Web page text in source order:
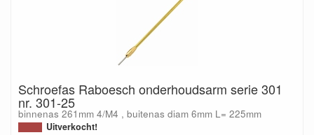
Schroefas Raboesch onderhoudsarm serie 301
nr. 301-25
binnenas 261mm 4/M4 , buitenas diam 6mm L= 225mm
Uitverkocht!